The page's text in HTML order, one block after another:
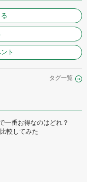
ト
タグ一覧
一番お得なのはどれ？
較してみた